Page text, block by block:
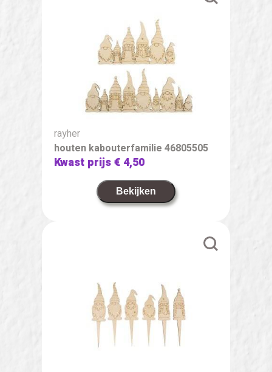
rayher
houten kabouterfamilie 46805505
Kwast prijs€ 4,50
Bekijken